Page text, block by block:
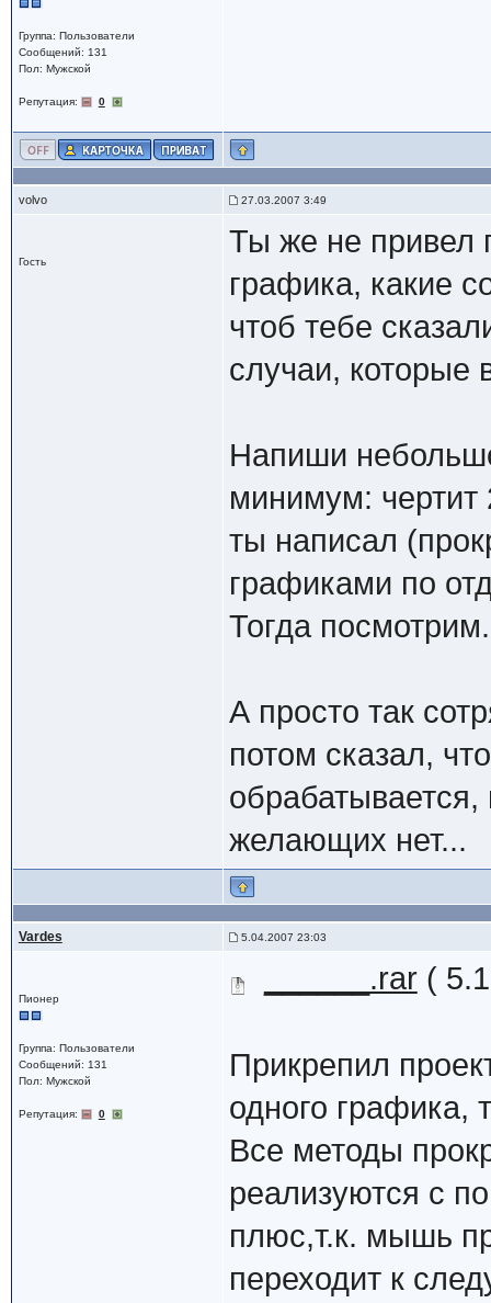
Группа: Пользователи
Сообщений: 131
Пол: Мужской
Репутация: 0
volvo 27.03.2007 3:49
Гость
Ты же не привел
графика, какие
чтоб тебе
случаи, которые
Напиши
минимум: чертит
ты написал
графиками по
Тогда
А просто так
потом сказал,
желающих нет...
Vardes 5.04.2007 23:03
Пионер
Группа: Пользователи
Сообщений: 131
Пол: Мужской
Репутация: 0
______.rar(
Прикрепил
одного графика,
Все методы
реализуются с
плюс,т.к. мышь
переходит к